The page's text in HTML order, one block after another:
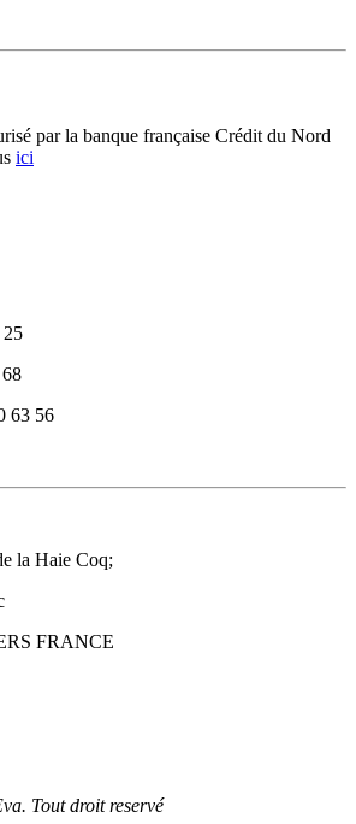
par la banque française Crédit du Nord
ici
25
63 56
la Haie Coq;
FRANCE
Tout droit reservé